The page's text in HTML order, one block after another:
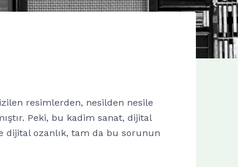
resimlerden, nesilden nesile
Peki, bu kadim sanat, dijital
dijital ozanlık, tam da bu sorunun